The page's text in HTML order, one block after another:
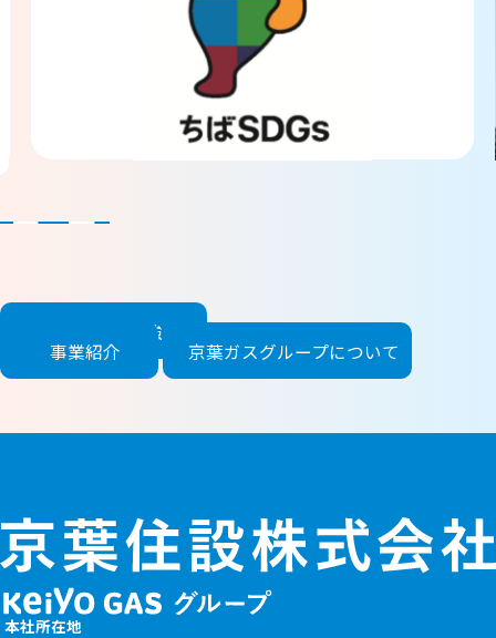
の強み
企業情報
事業紹介
京葉ガスグループについて
本社所在地